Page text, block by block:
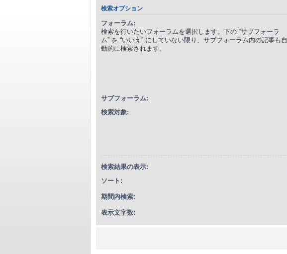
検索オプション
フォーラム:
検索を行いたいフォーラムを選択します。下の “サブフォーラ
ム” を “いいえ” にしていない限り、サブフォーラム内の記事も自
動的に検索されます。
サブフォーラム:
検索対象:
検索結果の表示:
ソート:
期間内検索:
表示文字数: